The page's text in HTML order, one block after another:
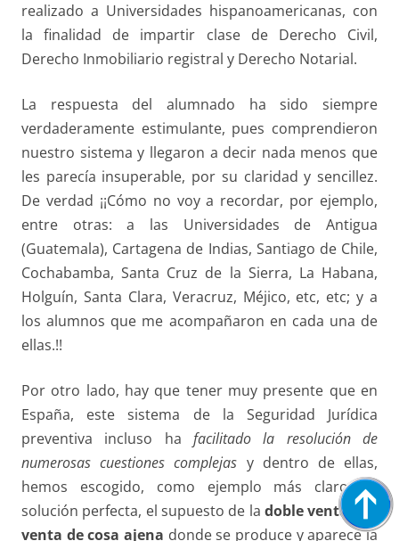
realizado a Universidades hispanoamericanas, con
la finalidad de impartir clase de Derecho Civil,
Derecho Inmobiliario registral y Derecho Notarial.
La respuesta del alumnado ha sido siempre
verdaderamente estimulante, pues comprendieron
nuestro sistema y llegaron a decir nada menos que
les parecía insuperable, por su claridad y sencillez.
De verdad ¡¡Cómo no voy a recordar, por ejemplo,
entre otras: a las Universidades de Antigua
(Guatemala), Cartagena de Indias, Santiago de Chile,
Cochabamba, Santa Cruz de la Sierra, La Habana,
Holguín, Santa Clara, Veracruz, Méjico, etc, etc; y a
los alumnos que me acompañaron en cada una de
ellas.!!
Por otro lado, hay que tener muy presente que en
España, este sistema de la Seguridad Jurídica
preventiva incluso ha facilitado la resolución de
numerosas cuestiones complejas y dentro de ellas,
hemos escogido, como ejemplo más claro de
solución perfecta, el supuesto de la dobleventa y la
venta de cosa ajena donde se produce y aparece la